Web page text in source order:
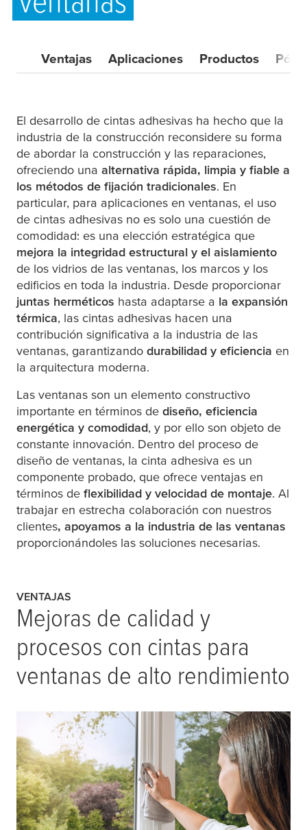
Ventajas Aplicaciones Productos
El desarrollo de cintas adhesivas ha hecho que la
industria de la construcción reconsidere su forma
de abordar la construcción y las reparaciones,
ofreciendo una alternativa rápida, limpia y fiable a
los métodos de fijación tradicionales. En
particular, para aplicaciones en ventanas, el uso
de cintas adhesivas no es solo una cuestión de
comodidad: es una elección estratégica que
mejora la integridad estructural y el aislamiento
de los vidrios de las ventanas, los marcos y los
edificios en toda la industria. Desde proporcionar
juntas herméticos hasta adaptarse a la expansión
térmica, las cintas adhesivas hacen una
contribución significativa a la industria de las
ventanas, garantizando durabilidad y eficiencia en
la arquitectura moderna.
Las ventanas son un elemento constructivo
importante en términos de diseño, eficiencia
energética y comodidad, y por ello son objeto de
constante innovación. Dentro del proceso de
diseño de ventanas, la cinta adhesiva es un
componente probado, que ofrece ventajas en
términos de flexibilidad y velocidad de montaje. Al
trabajar en estrecha colaboración con nuestros
clientes, apoyamos a la industria de las ventanas
proporcionándoles las soluciones necesarias.
VENTAJAS
Mejoras de calidad y
procesos con cintas para
ventanas de alto rendimiento